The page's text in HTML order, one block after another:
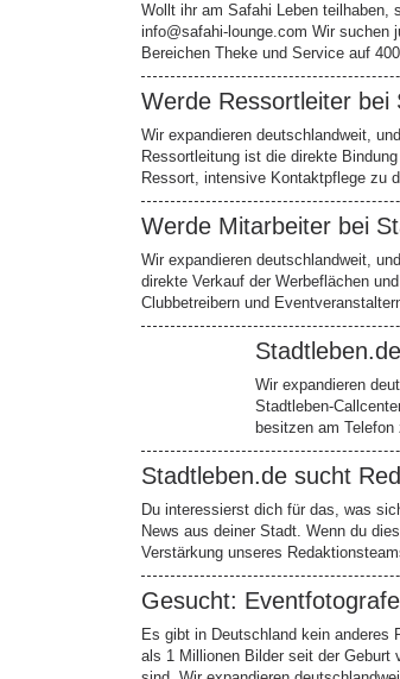
Wollt ihr am Safahi Leben teilhaben,
info@safahi-lounge.com Wir suchen
Bereichen Theke und Service auf
Werde Ressortleiter bei
Wir expandieren deutschlandweit,
Ressortleitung ist die direkte
Ressort, intensive Kontaktpflege zu
Werde Mitarbeiter bei
Wir expandieren deutschlandweit,
direkte Verkauf der Werbeflächen
Clubbetreibern und
Wir expandieren
Stadtleben-
besitzen am
Stadtleben.de sucht
Du interessierst dich für das, was
News aus deiner Stadt. Wenn du
Verstärkung unseres
Gesucht:
Es gibt in Deutschland kein anderes
als 1 Millionen Bilder seit der Geburt